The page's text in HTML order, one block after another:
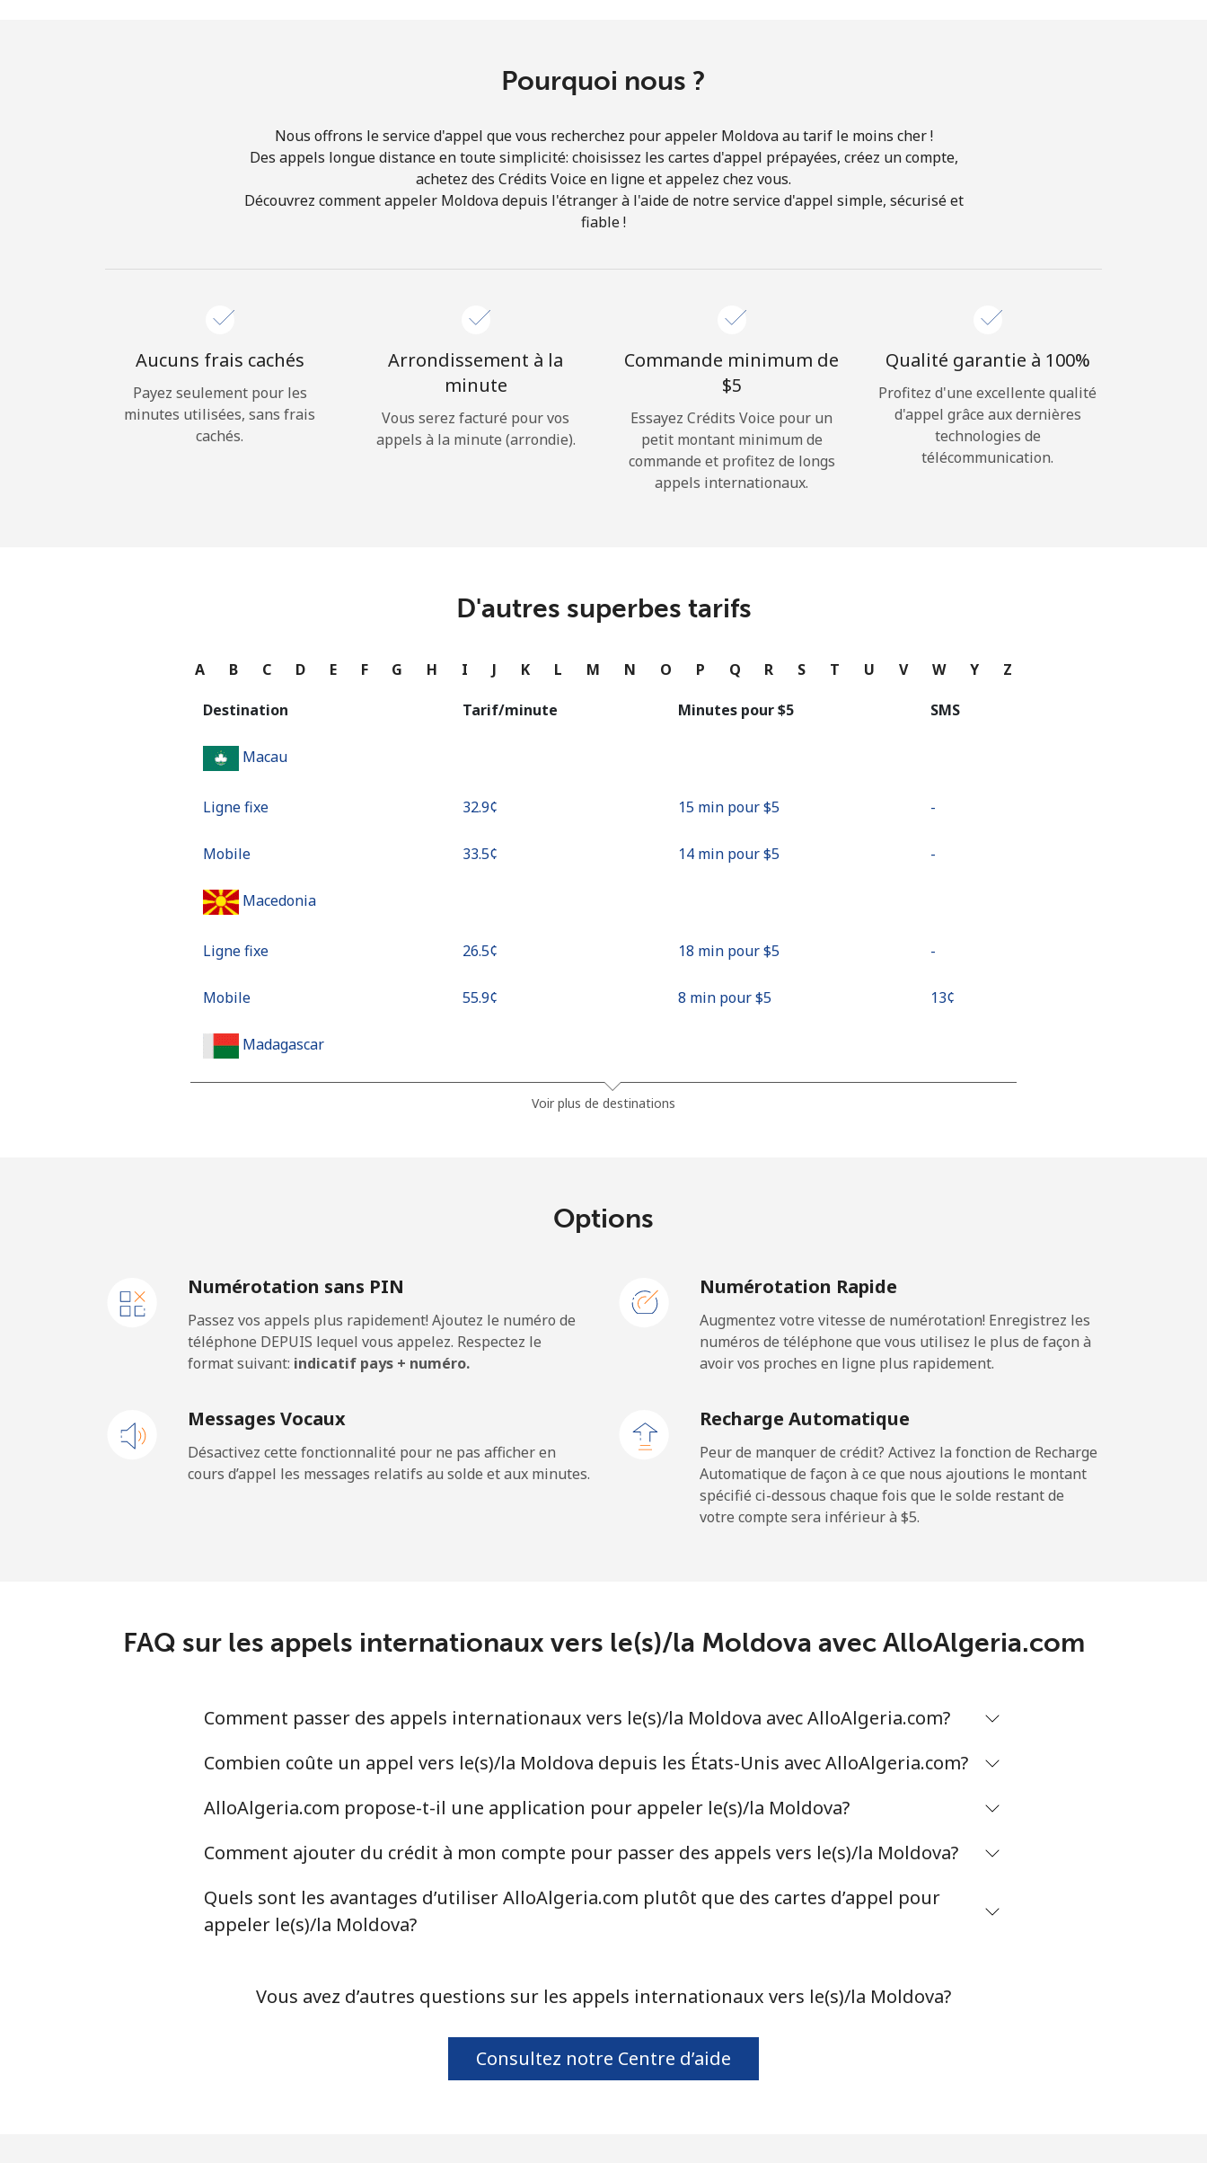
S'inscrire
Bonjour!
Rappel du mot de passe →
Continue avec
Pourquoi nous ?
Nous offrons le service d'appel que vous recherchez pour appeler Moldova au tarif le moins cher !
Des appels longue distance en toute simplicité: choisissez les cartes d'appel prépayées, créez un compte,
achetez des Crédits Voice en ligne et appelez chez vous.
Découvrez comment appeler Moldova depuis l'étranger à l'aide de notre service d'appel simple, sécurisé et
fiable !
Aucuns frais cachés
Payez seulement pour les
minutes utilisées, sans frais
cachés.
Arrondissement à la
minute
Vous serez facturé pour vos
appels à la minute (arrondie).
Commande minimum de
⁦$5⁩
Essayez Crédits Voice pour un
petit montant minimum de
commande et profitez de longs
appels internationaux.
Qualité garantie à 100%
Profitez d'une excellente qualité
d'appel grâce aux dernières
technologies de
télécommunication.
D'autres superbes tarifs
A B C D E F G H I J K L M N O P Q R S T U V W Y Z
Destination Tarif/minute Minutes pour ⁦$5⁩ SMS
Macau
Ligne fixe ⁦32.9¢⁩ 15 min pour ⁦$5⁩ -
Mobile ⁦33.5¢⁩ 14 min pour ⁦$5⁩ -
Macedonia
Ligne fixe ⁦26.5¢⁩ 18 min pour ⁦$5⁩ -
Mobile ⁦55.9¢⁩ 8 min pour ⁦$5⁩ ⁦13¢⁩
Madagascar
Mobile 8 min pour ⁦$5⁩
Malaysia
Mobile 333 min pour ⁦$5⁩
Maldives
4 min pour ⁦$5⁩
Mobile ⁦53.9¢⁩ 9 min pour ⁦$5⁩ ⁦17¢⁩
Malta
Ligne fixe ⁦39.5¢⁩ 12 min pour ⁦$5⁩
Mobile ⁦58.5¢⁩ 8 min pour ⁦$5⁩ ⁦8¢⁩
Mariana Islands
Marshall Islands
⁦32.9¢⁩ 15 min pour ⁦$5⁩
Voir plus de destinations
Options
Numérotation sans PIN
Passez vos appels plus rapidement! Ajoutez le numéro de
téléphone DEPUIS lequel vous appelez. Respectez le
format suivant: indicatif pays + numéro.
Numérotation Rapide
Augmentez votre vitesse de numérotation! Enregistrez les
numéros de téléphone que vous utilisez le plus de façon à
avoir vos proches en ligne plus rapidement.
Messages Vocaux
Désactivez cette fonctionnalité pour ne pas afficher en
cours d’appel les messages relatifs au solde et aux minutes.
Recharge Automatique
Peur de manquer de crédit? Activez la fonction de Recharge
Automatique de façon à ce que nous ajoutions le montant
spécifié ci-dessous chaque fois que le solde restant de
votre compte sera inférieur à ⁦$5⁩.
FAQ sur les appels internationaux vers le(s)/la Moldova avec AlloAlgeria.com
Comment passer des appels internationaux vers le(s)/la Moldova avec AlloAlgeria.com?
Combien coûte un appel vers le(s)/la Moldova depuis les États-Unis avec AlloAlgeria.com?
AlloAlgeria.com propose-t-il une application pour appeler le(s)/la Moldova?
Comment ajouter du crédit à mon compte pour passer des appels vers le(s)/la Moldova?
Quels sont les avantages d’utiliser AlloAlgeria.com plutôt que des cartes d’appel pour
appeler le(s)/la Moldova?
Vous avez d’autres questions sur les appels internationaux vers le(s)/la Moldova?
Consultez notre Centre d’aide